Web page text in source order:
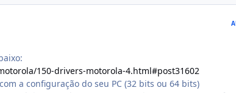
150-drivers-motorola-4.html#post31602
a configuração do seu PC (32 bits ou 64 bits)